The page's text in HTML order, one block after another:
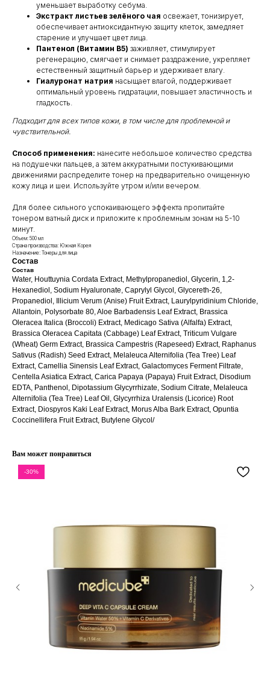
уменьшает выработку себума.
Экстракт листьев зелёного чая освежает, тонизирует,
обеспечивает антиоксидантную защиту клеток, замедляет
старение и улучшает цвет лица.
Пантенол (Витамин B5) заживляет, стимулирует
регенерацию, смягчает и снимает раздражение, укрепляет
естественный защитный барьер и удерживает влагу.
Гиалуронат натрия насыщает влагой, поддерживает
оптимальный уровень гидратации, повышает эластичность и
гладкость.
Подходит для всех типов кожи, в том числе для проблемной и
чувствительной.
Способ применения: нанесите небольшое количество средства
на подушечки пальцев, а затем аккуратными постукивающими
движениями распределите тонер на предварительно очищенную
кожу лица и шеи. Используйте утром и/или вечером.
Для более сильного успокаивающего эффекта пропитайте
тонером ватный диск и приложите к проблемным зонам на 5-10
минут.
Объем: 500 мл
Страна производства: Южная Корея
Назначение: Тонеры для лица
Состав
Состав
Water, Houttuynia Cordata Extract, Methylpropanediol, Glycerin, 1,2-
Hexanediol, Sodium Hyaluronate, Caprylyl Glycol, Glycereth-26,
Propanediol, Illicium Verum (Anise) Fruit Extract, Laurylpyridinium Chloride,
Allantoin, Polysorbate 80, Aloe Barbadensis Leaf Extract, Brassica
Oleracea Italica (Broccoli) Extract, Medicago Sativa (Alfalfa) Extract,
Brassica Oleracea Capitata (Cabbage) Leaf Extract, Triticum Vulgare
(Wheat) Germ Extract, Brassica Campestris (Rapeseed) Extract, Raphanus
Sativus (Radish) Seed Extract, Melaleuca Alternifolia (Tea Tree) Leaf
Extract, Camellia Sinensis Leaf Extract, Galactomyces Ferment Filtrate,
Centella Asiatica Extract, Carica Papaya (Papaya) Fruit Extract, Disodium
EDTA, Panthenol, Dipotassium Glycyrrhizate, Sodium Citrate, Melaleuca
Alternifolia (Tea Tree) Leaf Oil, Glycyrrhiza Uralensis (Licorice) Root
Extract, Diospyros Kaki Leaf Extract, Morus Alba Bark Extract, Opuntia
Coccinellifera Fruit Extract, Butylene Glycol/
Вам может понравиться
-30%
АДРЕСА
г.Иваново
ОБЩИЕ КОНТАКТЫ
Мы ВКонтакте
КЛИЕНТАМ
Контакты
Оплата и доставка
Политика обработки
персональных данных